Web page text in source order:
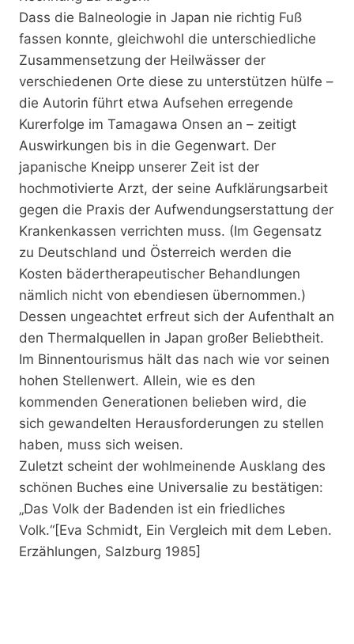
Dass die Balneologie in Japan nie richtig Fuß
fassen konnte, gleichwohl die unterschiedliche
Zusammensetzung der Heilwässer der
verschiedenen Orte diese zu unterstützen hülfe –
die Autorin führt etwa Aufsehen erregende
Kurerfolge im Tamagawa Onsen an – zeitigt
Auswirkungen bis in die Gegenwart. Der
japanische Kneipp unserer Zeit ist der
hochmotivierte Arzt, der seine Aufklärungsarbeit
gegen die Praxis der Aufwendungserstattung der
Krankenkassen verrichten muss. (Im Gegensatz
zu Deutschland und Österreich werden die
Kosten bädertherapeutischer Behandlungen
nämlich nicht von ebendiesen übernommen.)
Dessen ungeachtet erfreut sich der Aufenthalt an
den Thermalquellen in Japan großer Beliebtheit.
Im Binnentourismus hält das nach wie vor seinen
hohen Stellenwert. Allein, wie es den
kommenden Generationen belieben wird, die
sich gewandelten Herausforderungen zu stellen
haben, muss sich weisen.
Zuletzt scheint der wohlmeinende Ausklang des
schönen Buches eine Universalie zu bestätigen:
„Das Volk der Badenden ist ein friedliches
Volk.“[Eva Schmidt, Ein Vergleich mit dem Leben.
Erzählungen, Salzburg 1985]